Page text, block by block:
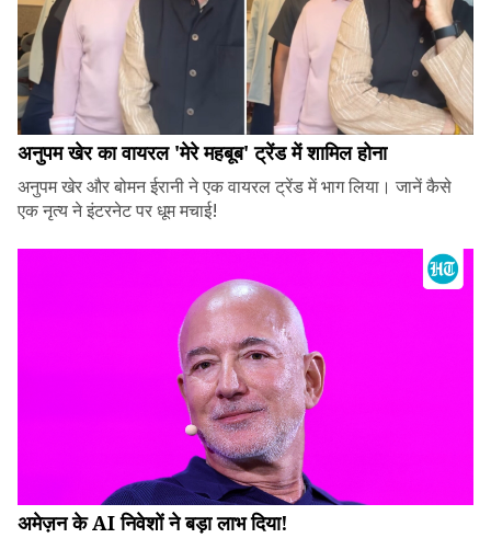
अनुपम खेर का वायरल 'मेरे महबूब' ट्रेंड में शामिल होना
अनुपम खेर और बोमन ईरानी ने एक वायरल ट्रेंड में भाग लिया। जानें कैसे
एक नृत्य ने इंटरनेट पर धूम मचाई!
अमेज़न के AI निवेशों ने बड़ा लाभ दिया!